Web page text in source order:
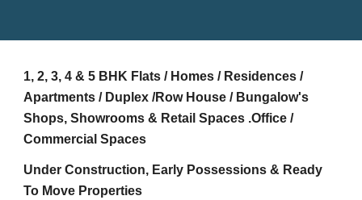
1, 2, 3, 4 & 5 BHK Flats / Homes / Residences /
Apartments / Duplex /Row House / Bungalow's
Shops, Showrooms & Retail Spaces .Office /
Commercial Spaces
Under Construction, Early Possessions & Ready
To Move Properties